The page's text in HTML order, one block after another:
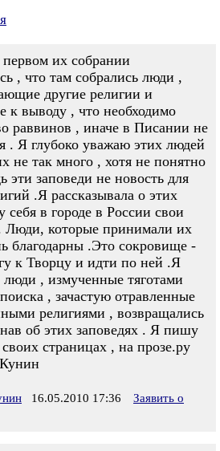
их собрании
, что там собрались люди ,
другие религии и
к выводу , что необходимо
раввинов , иначе в Писании не
. Я глубоко уважаю этих людей
не так много , хотя не понятно
эти заповеди не новость для
.Я рассказывала о этих
себя в городе в России свои
Люди, которые принимали их
благодарны .Это сокровище -
к Творцу и идти по ней .Я
люди , измученные тяготами
, зачастую отравленные
религиями , возвращались
об этих заповедях . Я пишу
страницах , на прозе.ру
16.05.2010 17:36
Заявить о